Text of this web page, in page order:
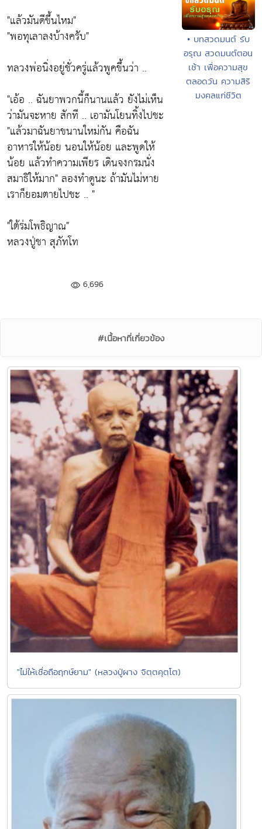
"แล้วมันดีขึ้นไหม"
"พอทุเลาลงบ้างครับ"
ทลวงพ่อนิ่งอยู่ชั่วครู่แล้วพูคขึ้นว่า ..
"เอ้อ .. ฉันยาพวกนี้ก็นานแล้ว ยังไม่เห็น
ว่ามันจะหาย สักที .. เอามันโยนทิ้งไปชะ
"แล้วมาฉันยาขนานใหม่กัน คือฉัน
อาหารให้น้อย นอนให้น้อย และพูดให้
น้อย แล้วทำความเพียร เดินจงกรมนั่ง
สมาธิให้มาก" ลองทำดูนะ ถ้ามันไม่หาย
เราก็ยอมตายไปชะ .. "
"ใต้ร่มโพธิญาณ"
หลวงปู่ชา สุภัทโท
6,696
• บทสวดมนต์ รับ
อรุณ สวดมนต์ตอน
เช้า เพื่อความสุข
ตลอดวัน ความสิริ
มงคลแก่ชีวิต
#เนื้อหาที่เกี่ยวข้อง
"ไม่ให้เชื่อถือฤกษ์ยาม" (หลวงปู่ผาง จิตฺตคุตฺโต)